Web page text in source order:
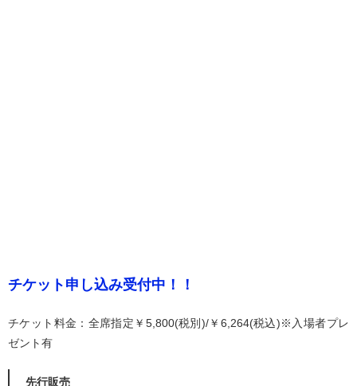
チケット申し込み受付中！！
チケット料金：全席指定￥5,800(税別)/￥6,264(税込)※入場者プレ
ゼント有
先行販売